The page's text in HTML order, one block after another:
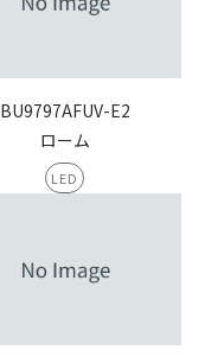
BU9797AFUV-E2
ローム
LED